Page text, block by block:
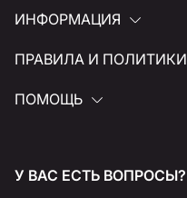
ИНФОРМАЦИЯ
ПРАВИЛА И ПОЛИТИКИ
ПОМОЩЬ
У ВАС ЕСТЬ ВОПРОСЫ?